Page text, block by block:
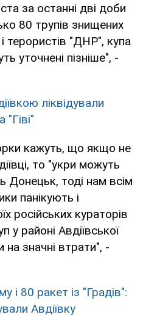
за останні дві доби
80 трупів знищених
терористів "ДНР", купа
уточнені пізніше", -
ліквідували
"Гіві"
кажуть, що якщо не
то "укри можуть
Донецьк, тоді нам всім
панікують і
російських кураторів
у районі Авдіївської
значні втрати", -
і 80 ракет із "Градів":
Авдіївку